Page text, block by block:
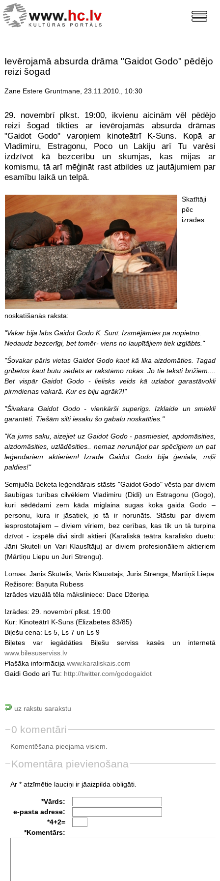
Ievērojamā absurda drāma "Gaidot Godo" pēdējo
reizi šogad
Zane Estere Gruntmane, 23.11.2010., 10:30
29. novembrī plkst. 19:00, ikvienu aicinām vēl pēdējo
reizi šogad tikties ar ievērojamās absurda drāmas
"Gaidot Godo" varoņiem kinoteātrī K-Suns. Kopā ar
Vladimiru, Estragonu, Poco un Lakiju arī Tu varēsi
izdzīvot kā bezcerību un skumjas, kas mijas ar
komismu, tā arī mēģināt rast atbildes uz jautājumiem par
esamību laikā un telpā.
Skatītāji
pēc
izrādes
noskatīšanās raksta:
"Vakar bija labs Gaidot Godo K. Sunī. Izsmējāmies pa nopietno.
Nedaudz bezcerīgi, bet tomēr- viens no laupītājiem tiek izglābts."
"Šovakar pāris vietas Gaidot Godo kaut kā lika aizdomāties. Tagad
gribētos kaut būtu sēdēts ar rakstāmo rokās. Jo tie teksti brīžiem....
Bet vispār Gaidot Godo - lielisks veids kā uzlabot garastāvokli
pirmdienas vakarā. Kur es biju agrāk?!"
"Šīvakara Gaidot Godo - vienkārši superīgs. Izklaide un smiekli
garantēti. Tiešām silti iesaku šo gabalu noskatīties."
"Ka jums saku, aizejiet uz Gaidot Godo - pasmiesiet, apdomāsities,
aizdomāsities, uzlādēsities.. nemaz nerunājot par spēcīgiem un pat
leģendāriem aktieriem! Izrāde Gaidot Godo bija ģeniāla, mīļš
paldies!"
Semjuēla Beketa leģendārais stāsts "Gaidot Godo" vēsta par diviem
šaubīgas turības cilvēkiem Vladimiru (Didi) un Estragonu (Gogo),
kuri sēdēdami zem kāda miglaina sugas koka gaida Godo –
personu, kura ir jāsatiek, jo tā ir norunāts. Stāstu par diviem
iesprostotajiem – diviem vīriem, bez cerības, kas tik un tā turpina
dzīvot - izspēlē divi sirdī aktieri (Karaliskā teātra karalisko duetu:
Jāni Skuteli un Vari Klausītāju) ar diviem profesionāliem aktieriem
(Mārtiņu Liepu un Juri Strengu).
Lomās: Jānis Skutelis, Varis Klausītājs, Juris Strenga, Mārtiņš Liepa
Režisore: Baņuta Rubess
Izrādes vizuālā tēla māksliniece: Dace Džeriņa
Izrādes: 29. novembrī plkst. 19:00
Kur: Kinoteātrī K-Suns (Elizabetes 83/85)
Biļešu cena: Ls 5, Ls 7 un Ls 9
Biļetes var iegādāties Biļešu serviss kasēs un internetā
www.bilesuserviss.lv
Plašāka informācija www.karaliskais.com
Gaidi Godo arī Tu: http://twitter.com/godogaidot
uz rakstu sarakstu
0 komentāri
Komentēšana pieejama visiem.
Komentāra pievienošana
Ar * atzīmētie lauciņi ir jāaizpilda obligāti.
*Vārds:
e-pasta adrese:
*4+2=
*Komentārs: